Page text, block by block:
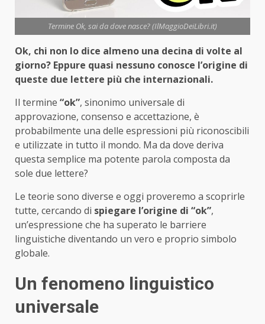
Termine Ok, sai da dove nasce? (IlMaggioDeiLibri.it)
Ok, chi non lo dice almeno una decina di volte al
giorno? Eppure quasi nessuno conosce l’origine di
queste due lettere più che internazionali.
Il termine “ok”, sinonimo universale di
approvazione, consenso e accettazione, è
probabilmente una delle espressioni più riconoscibili
e utilizzate in tutto il mondo. Ma da dove deriva
questa semplice ma potente parola composta da
sole due lettere?
Le teorie sono diverse e oggi proveremo a scoprirle
tutte, cercando di spiegare l’origine di “ok”,
un’espressione che ha superato le barriere
linguistiche diventando un vero e proprio simbolo
globale.
Un fenomeno linguistico
universale